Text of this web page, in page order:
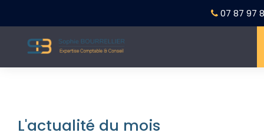
07 87 97
L'actualité du mois